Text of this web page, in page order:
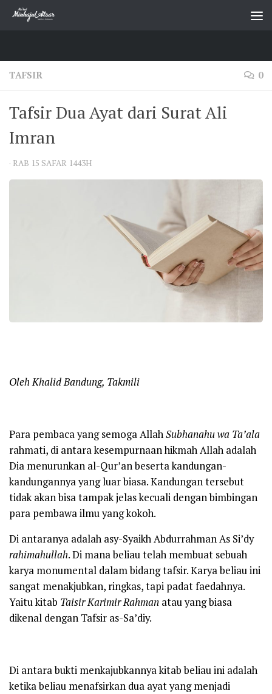
Skip to content
TAFSIR 0
Tafsir Dua Ayat dari Surat Ali
Imran
· RAB 15 SAFAR 1443H
Oleh Khalid Bandung, Takmili
Para pembaca yang semoga AllahSubhanahu wa Ta’ala
rahmati, di antara kesempurnaan hikmah Allah adalah
Dia menurunkan al-Qur’an beserta kandungan-
kandungannya yang luar biasa. Kandungan tersebut
tidak akan bisa tampak jelas kecuali dengan bimbingan
para pembawa ilmu yang kokoh.
Di antaranya adalah asy-Syaikh Abdurrahman As Si’dy
rahimahullah. Di mana beliau telah membuat sebuah
karya monumental dalam bidang tafsir. Karya beliau ini
sangat menakjubkan, ringkas, tapi padat faedahnya.
Yaitu kitab TaisirKarimirRahman atau yang biasa
dikenal dengan Tafsir as-Sa’diy.
Di antara bukti menkajubkannya kitab beliau ini adalah
ketika beliau menafsirkan dua ayat yang menjadi